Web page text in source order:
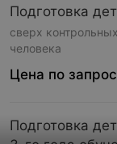
Подготовка
сверх
человека
Цена по
Подготовка